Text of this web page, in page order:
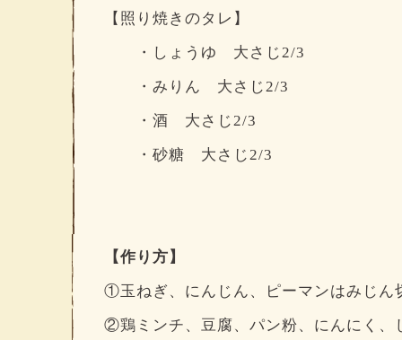
【照り焼きのタレ】
・しょうゆ 大さじ2/3
・みりん 大さじ2/3
・酒 大さじ2/3
・砂糖 大さじ2/3
【作り方】
①玉ねぎ、にんじん、ピーマンはみじん
②鶏ミンチ、豆腐、パン粉、にんにく